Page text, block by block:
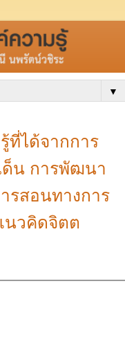
▼
ที่ได้จากการ
ด็น การพัฒนา
รสอนทางการ
นวคิดจิตต